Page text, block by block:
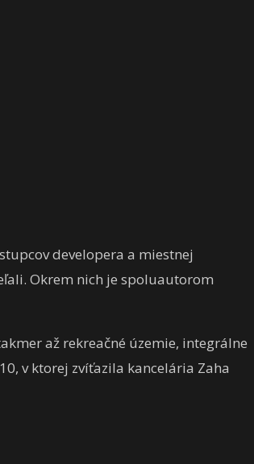
developera a miestnej
Okrem nich je spoluautorom
až rekreačné územie, integrálne
v ktorej zvíťazila kancelária Zaha